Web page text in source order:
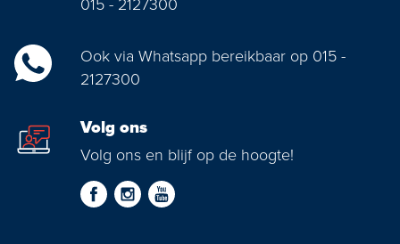
015 - 2127300
Ook via Whatsapp bereikbaar op 015 -
2127300
Volg ons
Volg ons en blijf op de hoogte!